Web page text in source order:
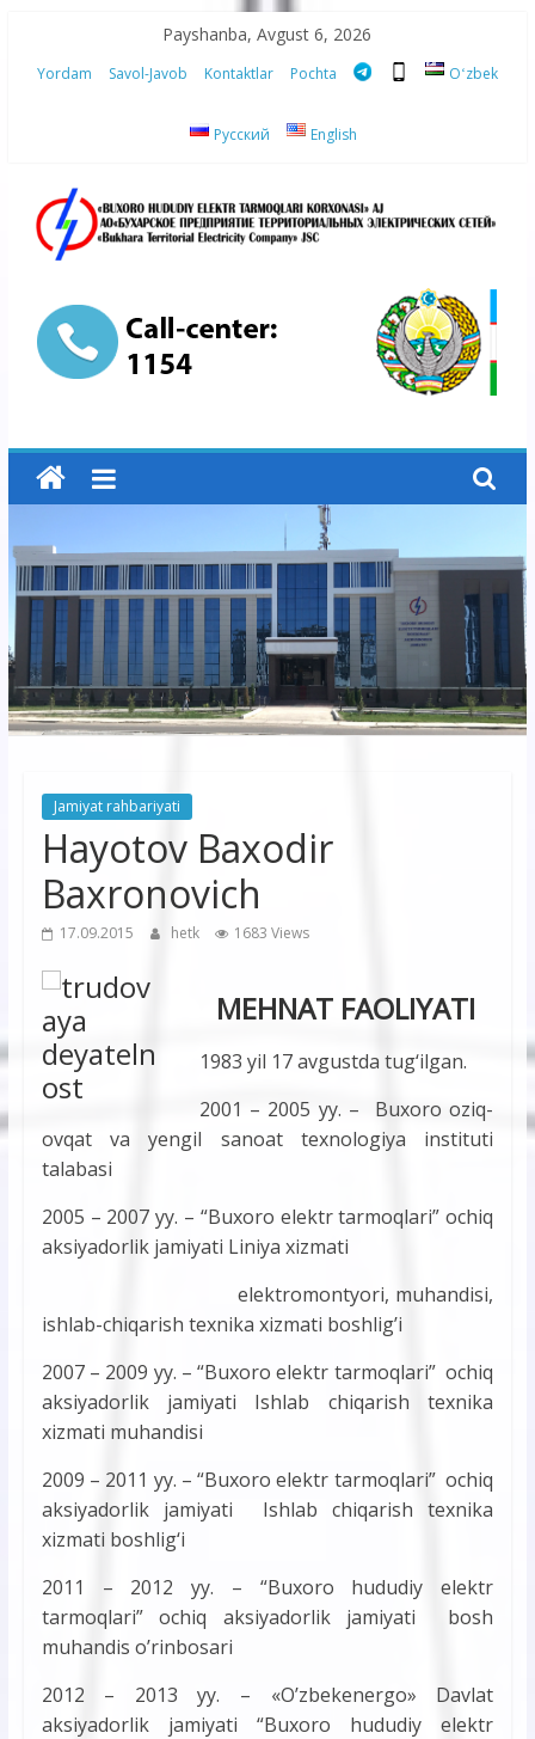
content
Payshanba, Avgust 6, 2026
Yordam Savol-Javob Kontaktlar Pochta Oʻzbek
Русский English
“Buxoro
hududiy
elektr
tarmoqlari
korxonasi”
AJ
“Buxoro
hududiy
korxonasi”
Jamiyat rahbariyati
Hayotov Baxodir
Baxronovich
17.09.2015 hetk 1683 Views
MEHNAT FAOLIYATI
1983 yil 17 avgustda tug‘ilgan.
2001 – 2005 yy. – Buxoro oziq-
ovqat va yengil sanoat texnologiya instituti
talabasi
2005 – 2007 yy. – “Buxoro elektr tarmoqlari” ochiq
aksiyadorlik jamiyati Liniya xizmati
elektromontyori, muhandisi,
ishlab-chiqarish texnika xizmati boshlig’i
2007 – 2009 yy. – “Buxoro elektr tarmoqlari” ochiq
aksiyadorlik jamiyati Ishlab chiqarish texnika
xizmati muhandisi
2009 – 2011 yy. – “Buxoro elektr tarmoqlari” ochiq
aksiyadorlik jamiyati Ishlab chiqarish texnika
xizmati boshlig‘i
2011 – 2012 yy. – “Buxoro hududiy elektr
tarmoqlari” ochiq aksiyadorlik jamiyati bosh
muhandis o’rinbosari
2012 – 2013 yy. – «O’zbekenergo» Davlat
aksiyadorlik jamiyati “Buxoro hududiy elektr